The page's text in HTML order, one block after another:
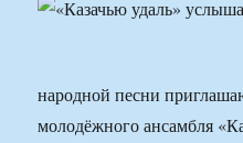
народной песни
молодёжного ансамбля